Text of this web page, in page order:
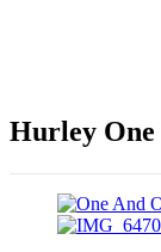
Hurley